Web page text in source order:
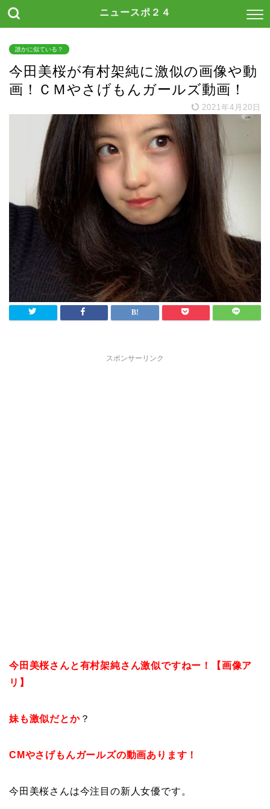
ニュースポ２４
誰かに似ている？
今田美桜が有村架純に激似の画像や動
画！ＣＭやさげもんガールズ動画！
2021年4月20日
スポンサーリンク
今田美桜さんと有村架純さん激似ですねー！【画像ア
リ】
妹も激似だとか？
CMやさげもんガールズの動画あります！
今田美桜さんは今注目の新人女優です。